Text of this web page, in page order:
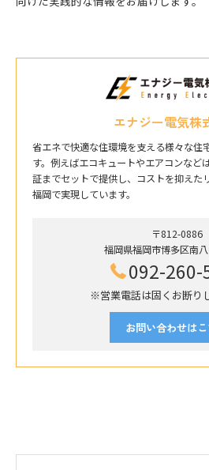
エナジー電気株
省エネで快適な住環境を支える様々な住
す。例えばエコキュートやエアコンなど
証までセットで提供し、コストを抑えた
福岡で実現しています。
〒812-0886
福岡県福岡市博多区南
092-260-
※営業電話は固くお断り
お問い合わせは